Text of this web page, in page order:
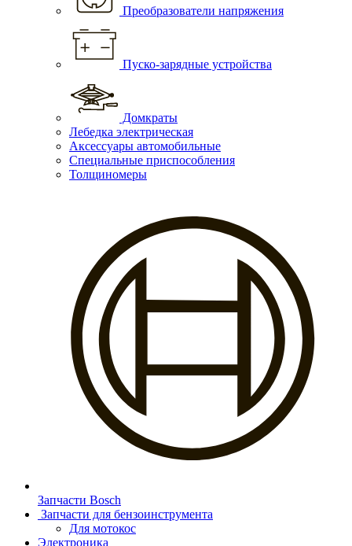
Преобразователи напряжения
Пуско-зарядные устройства
Домкраты
Лебедка электрическая
Аксессуары автомобильные
Специальные приспособления
Толщиномеры
Запчасти Bosch
Запчасти для бензоинструмента
Для мотокос
Электроника